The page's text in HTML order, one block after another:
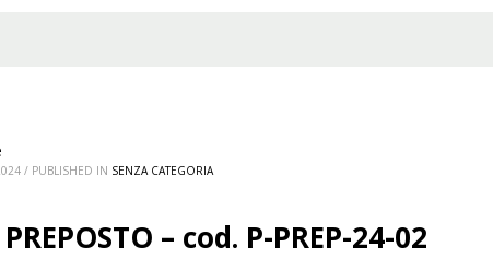
/ PUBLISHED IN SENZA CATEGORIA
– cod. P-PREP-24-02